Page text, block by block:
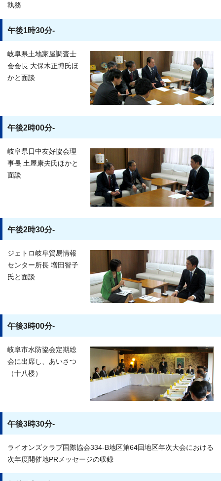
執務
午後1時30分-
岐阜県土地家屋調査士
会会長 大保木正博氏ほ
かと面談
午後2時00分-
岐阜県日中友好協会理
事長 土屋康夫氏ほかと
面談
午後2時30分-
ジェトロ岐阜貿易情報
センター所長 増田智子
氏と面談
午後3時00分-
岐阜市水防協会定期総
会に出席し、あいさつ
（十八楼）
午後3時30分-
ライオンズクラブ国際協会334-B地区第64回地区年次大会における
次年度開催地PRメッセージの収録